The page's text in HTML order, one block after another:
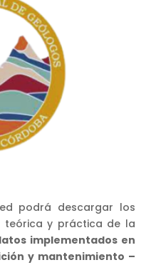
podrá descargar los
teórica y práctica de la
implementados en
y mantenimiento –